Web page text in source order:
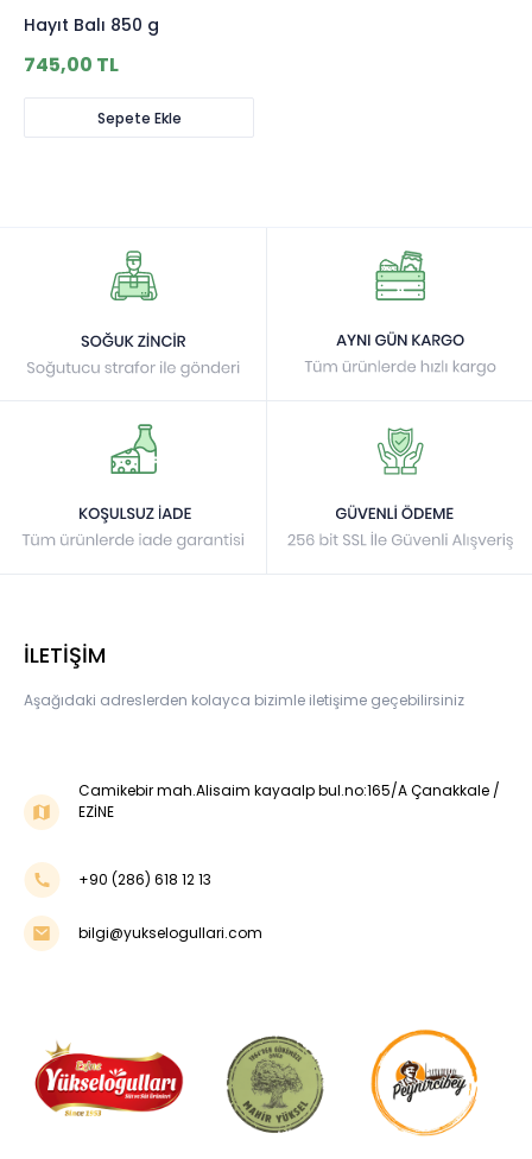
Hayıt Balı 850 g
745,00 TL
Sepete Ekle
İLETİŞİM
Aşağıdaki adreslerden kolayca bizimle iletişime geçebilirsiniz
Camikebir mah.Alisaim kayaalp bul.no:165/A Çanakkale /
EZİNE
+90 (286) 618 12 13
bilgi@yukselogullari.com